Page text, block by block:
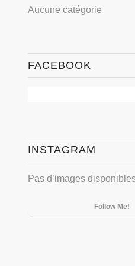
Aucune catégorie
FACEBOOK
INSTAGRAM
Pas d’images
Follow Me!